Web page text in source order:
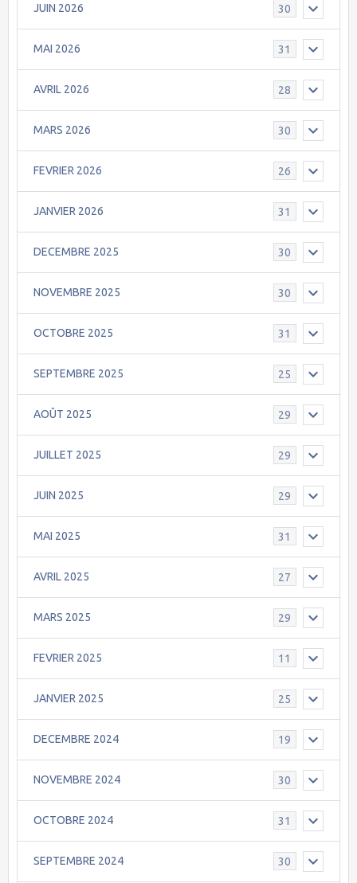
JUIN 2026 30
MAI 2026 31
AVRIL 2026 28
MARS 2026 30
FEVRIER 2026 26
JANVIER 2026 31
DECEMBRE 2025 30
NOVEMBRE 2025 30
OCTOBRE 2025 31
SEPTEMBRE 2025 25
AOÛT 2025 29
JUILLET 2025 29
JUIN 2025 29
MAI 2025 31
AVRIL 2025 27
MARS 2025 29
FEVRIER 2025 11
JANVIER 2025 25
DECEMBRE 2024 19
NOVEMBRE 2024 30
OCTOBRE 2024 31
SEPTEMBRE 2024 30